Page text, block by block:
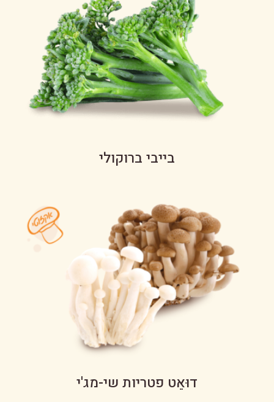
בייבי ברוקולי
דוּאֵט פטריות שי-מג'י